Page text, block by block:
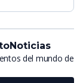
del mundo de